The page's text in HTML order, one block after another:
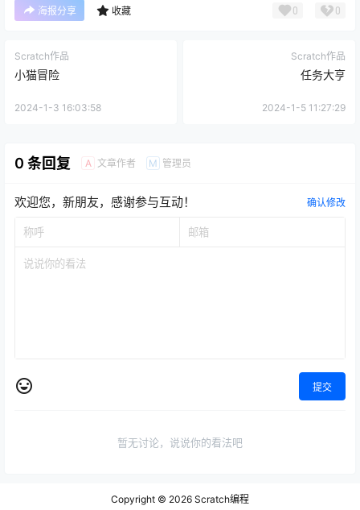
海报分享 收藏 0 0
Scratch作品
小猫冒险
2024-1-3 16:03:58
Scratch作品
任务大亨
2024-1-5 11:27:29
0 条回复 A 文章作者 M 管理员
欢迎您，新朋友，感谢参与互动！ 确认修改
提交
暂无讨论，说说你的看法吧
Copyright © 2026 Scratch编程